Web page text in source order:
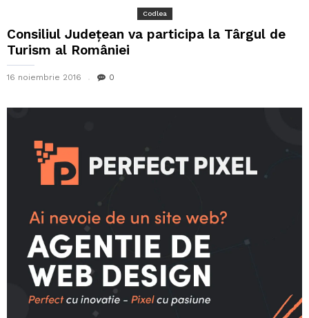
Codlea
Consiliul Județean va participa la Târgul de
Turism al României
16 noiembrie 2016 0